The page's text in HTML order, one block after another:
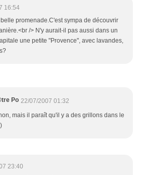
16:54
promenade.C'est sympa de découvrir
/> N'y aurait-il pas aussi dans un
une petite "Provence", avec lavandes,
Po 22/07/2007 01:32
mais il paraît qu'il y a des grillons dans le
23:40